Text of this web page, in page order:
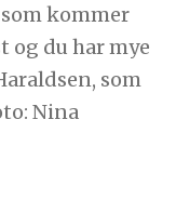
kommer
og du har mye
som
Nina